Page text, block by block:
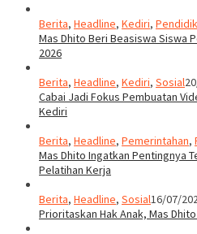
Berita, Headline, Kediri,
Mas Dhito Beri Beasiswa Siswa
2026
Berita, Headline, Kediri, Sosial
Cabai Jadi Fokus Pembuatan
Kediri
Berita, Headline, Pemerintahan,
Mas Dhito Ingatkan Pentingnya
Pelatihan Kerja
Berita, Headline, Sosial16/07/
Prioritaskan Hak Anak, Mas